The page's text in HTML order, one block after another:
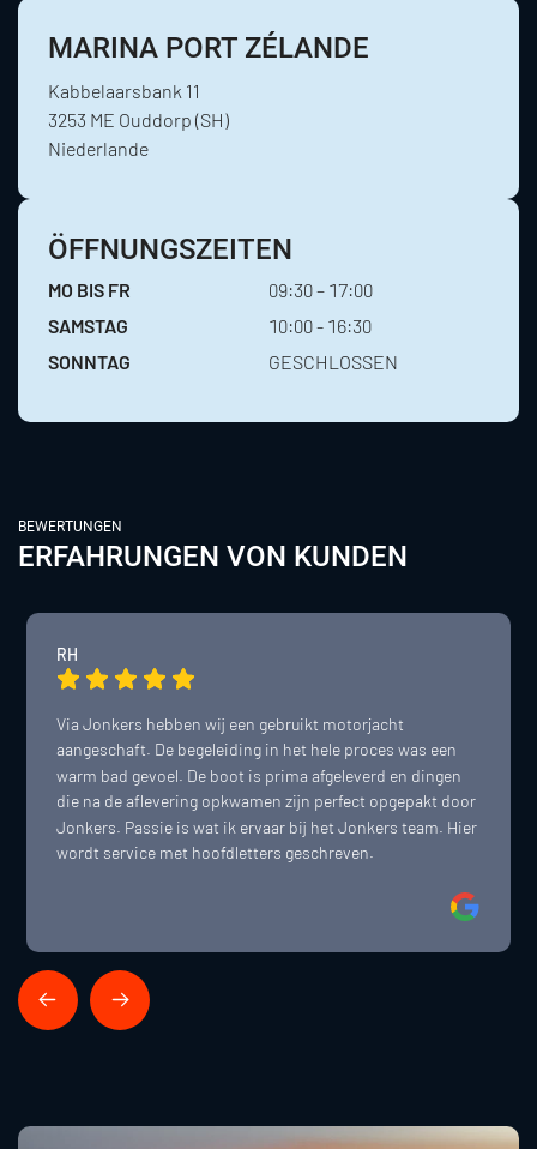
MARINA PORT ZÉLANDE
Kabbelaarsbank 11
3253 ME Ouddorp (SH)
Niederlande
ÖFFNUNGSZEITEN
MO BIS FR
09:30 – 17:00
SAMSTAG
10:00 - 16:30
SONNTAG
GESCHLOSSEN
BEWERTUNGEN
ERFAHRUNGEN VON KUNDEN
RH
Via Jonkers hebben wij een gebruikt motorjacht
aangeschaft. De begeleiding in het hele proces was een
warm bad gevoel. De boot is prima afgeleverd en dingen
die na de aflevering opkwamen zijn perfect opgepakt door
Jonkers. Passie is wat ik ervaar bij het Jonkers team. Hier
wordt service met hoofdletters geschreven.